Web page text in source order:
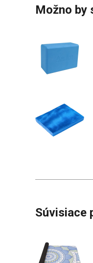
Možno by
Súvisiace